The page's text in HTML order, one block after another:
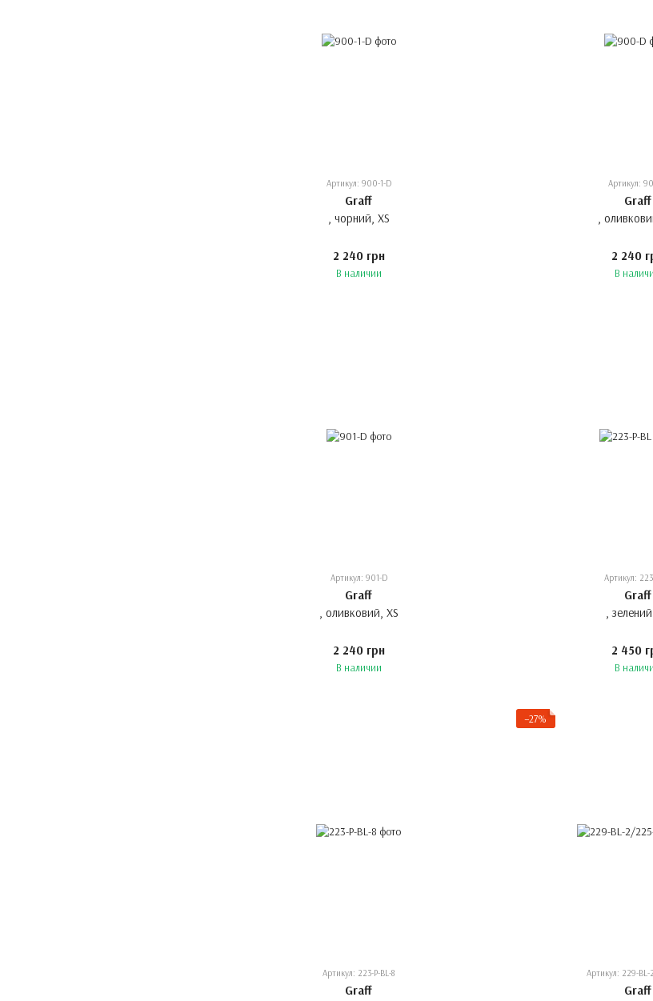
Артикул: 900-1-D
Graff
, чорний, XS
2 240 грн
В наличии
Артикул:
Graff
,
2 240
В
Артикул: 901-D
Graff
, оливковий, XS
2 240 грн
В наличии
Артикул:
Graff
,
2 450
В
Артикул: 223-P-BL-8
Graff
−27%
Артикул: 229-BL-
Graff